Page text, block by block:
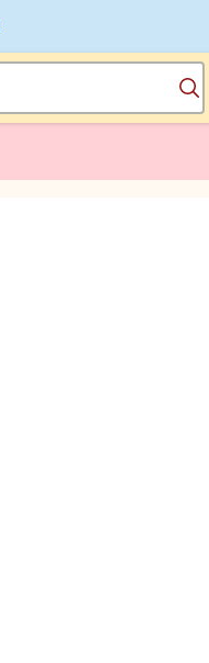
Sök